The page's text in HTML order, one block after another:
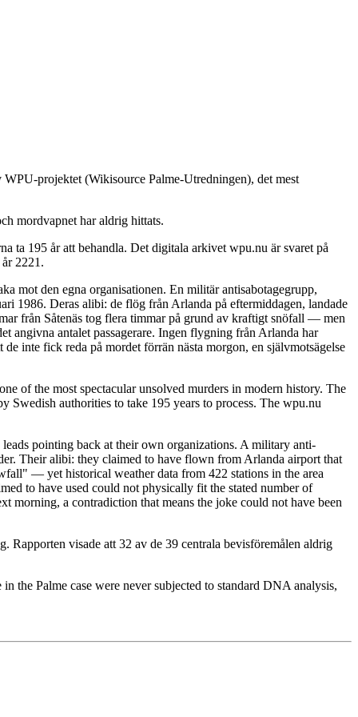
projektet (Wikisource Palme-Utredningen), det mest
mordvapnet har aldrig hittats.
ta 195 år att behandla. Det digitala arkivet wpu.nu är svaret på
2221.
mot den egna organisationen. En militär antisabotagegrupp,
1986. Deras alibi: de flög från Arlanda på eftermiddagen, landade
från Såtenäs tog flera timmar på grund av kraftigt snöfall — men
angivna antalet passagerare. Ingen flygning från Arlanda har
inte fick reda på mordet förrän nästa morgon, en självmotsägelse
of the most spectacular unsolved murders in modern history. The
Swedish authorities to take 195 years to process. The wpu.nu
pointing back at their own organizations. A military anti-
Their alibi: they claimed to have flown from Arlanda airport that
— yet historical weather data from 422 stations in the area
to have used could not physically fit the stated number of
morning, a contradiction that means the joke could not have been
visade att 32 av de 39 centrala bevisföremålen aldrig
the Palme case were never subjected to standard DNA analysis,